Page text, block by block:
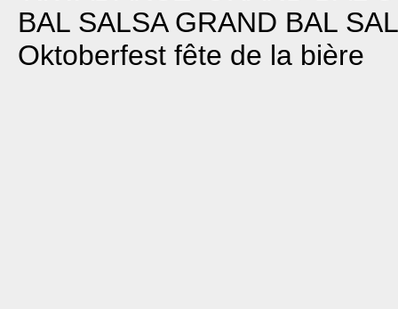
BAL SALSA GRAND BAL
Oktoberfest fête de la bière